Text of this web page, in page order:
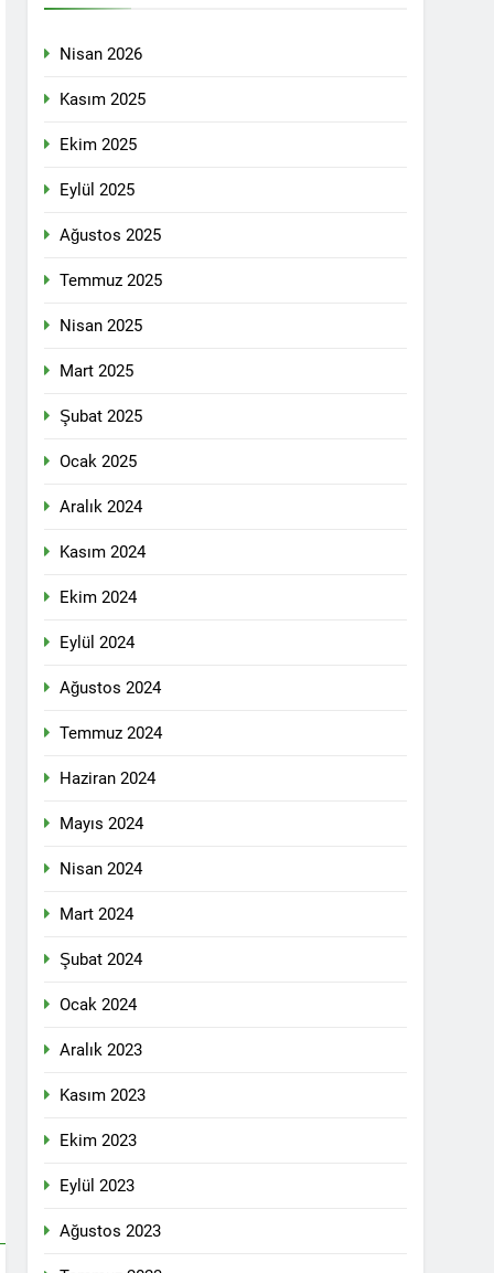
MECLİSİ ÜYELERİ İLE GÖRÜŞTÜ
oldu.
Dönem Stratejileri” üzerine bir
sonra, Hamburg kentinde de
ili Kızıltepe ilçe kongresi yapıldı.
Meclisi 12 Nisan 2025 tarihinde Ankara
kamuoyu ile paylaşmayı kararlaştırdı.
1 Yıl Ago
ADİL BİR DÜZEN UMUDUMUZU
Halepçe Soykırımının Yaraları,
feshi en başta Kürt halkının yararına
Bugün 8 Mart Dünya
Geleceğinde Belirsizlikler”
Nisan 2026
Kasım 2025
Ekim 2025
Eylül 2025
Ağustos 2025
Temmuz 2025
Nisan 2025
Mart 2025
Şubat 2025
Ocak 2025
Aralık 2024
Kasım 2024
Ekim 2024
Eylül 2024
Ağustos 2024
Temmuz 2024
Haziran 2024
Mayıs 2024
Nisan 2024
Mart 2024
Şubat 2024
Ocak 2024
Aralık 2023
Kasım 2023
Ekim 2023
Eylül 2023
Ağustos 2023